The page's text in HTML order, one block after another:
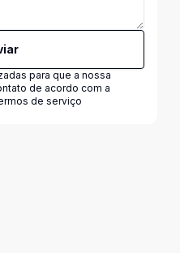
para que a nossa
de acordo com a
de serviço